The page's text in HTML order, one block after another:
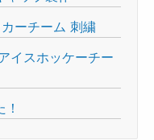
ーチーム 刺繍
イスホッケーチー